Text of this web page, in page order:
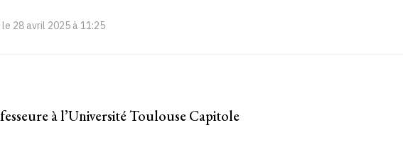
le 28 avril 2025 à 11:25
à l’Université Toulouse Capitole